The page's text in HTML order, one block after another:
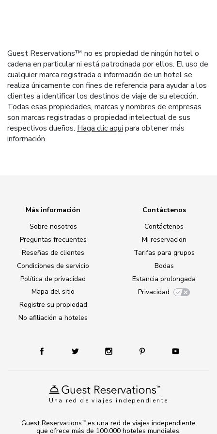
Guest Reservations™ no es propiedad de ningún hotel o
cadena en particular ni está patrocinada por ellos. El uso de
cualquier marca registrada o información de un hotel se
realiza únicamente con fines de referencia para ayudar a los
clientes a identificar los destinos de viaje de su elección.
Todas esas propiedades, marcas y nombres de empresas
son marcas registradas o propiedad intelectual de sus
respectivos dueños. Haga clic aquípara obtener más
información.
Una red de viajes independiente
Más información
Sobre nosotros
Preguntas frecuentes
Reseñas de clientes
Condiciones de servicio
Política de privacidad
Mapa del sitio
Registre su propiedad
No afiliación a hoteles
Contáctenos
Contáctenos
Mi reservacion
Tarifas para grupos
Bodas
Estancia prolongada
Privacidad
Guest Reservations TM
es una red de viajes independiente
que ofrece más de 100.000 hoteles mundiales.